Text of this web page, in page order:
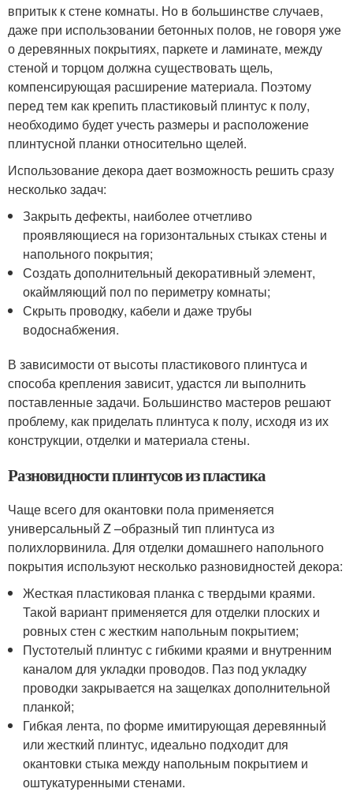
впритык к стене комнаты. Но в большинстве случаев,
даже при использовании бетонных полов, не говоря уже
о деревянных покрытиях, паркете и ламинате, между
стеной и торцом должна существовать щель,
компенсирующая расширение материала. Поэтому
перед тем как крепить пластиковый плинтус к полу,
необходимо будет учесть размеры и расположение
плинтусной планки относительно щелей.
Использование декора дает возможность решить сразу
несколько задач:
Закрыть дефекты, наиболее отчетливо
проявляющиеся на горизонтальных стыках стены и
напольного покрытия;
Создать дополнительный декоративный элемент,
окаймляющий пол по периметру комнаты;
Скрыть проводку, кабели и даже трубы
водоснабжения.
В зависимости от высоты пластикового плинтуса и
способа крепления зависит, удастся ли выполнить
поставленные задачи. Большинство мастеров решают
проблему, как приделать плинтуса к полу, исходя из их
конструкции, отделки и материала стены.
Разновидности плинтусов из пластика
Чаще всего для окантовки пола применяется
универсальный Z –образный тип плинтуса из
полихлорвинила. Для отделки домашнего напольного
покрытия используют несколько разновидностей декора:
Жесткая пластиковая планка с твердыми краями.
Такой вариант применяется для отделки плоских и
ровных стен с жестким напольным покрытием;
Пустотелый плинтус с гибкими краями и внутренним
каналом для укладки проводов. Паз под укладку
проводки закрывается на защелках дополнительной
планкой;
Гибкая лента, по форме имитирующая деревянный
или жесткий плинтус, идеально подходит для
окантовки стыка между напольным покрытием и
оштукатуренными стенами.